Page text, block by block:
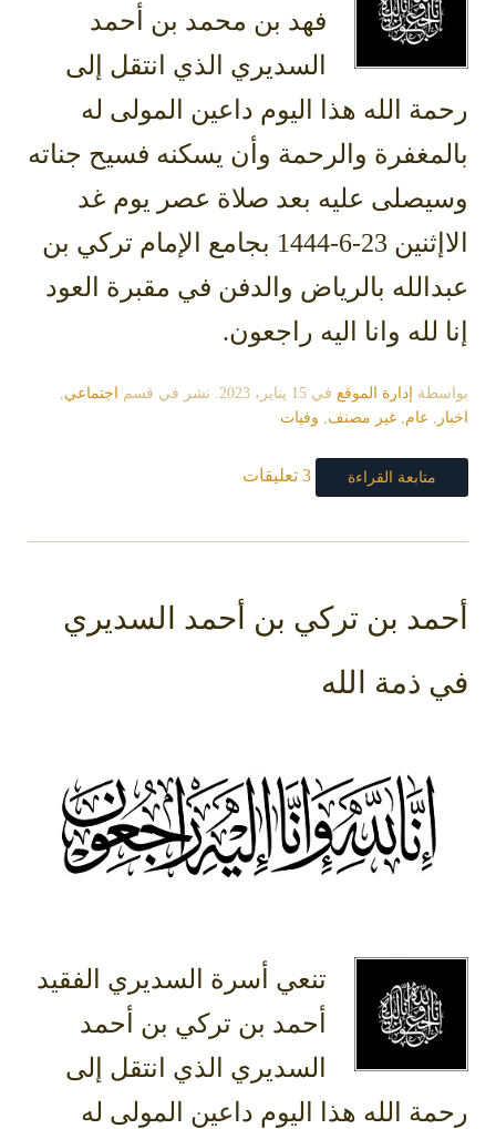
فهد بن محمد بن أحمد
السديري الذي انتقل إلى
رحمة الله هذا اليوم داعين المولى له
بالمغفرة والرحمة وأن يسكنه فسيح جناته
وسيصلى عليه بعد صلاة عصر يوم غد
الاإثنين 23-6-1444 بجامع الإمام تركي بن
عبدالله بالرياض والدفن في مقبرة العود
إنا لله وانا اليه راجعون.
بواسطة إدارة الموقع في 15 يناير، 2023 . نشر في قسم اجتماعي,
اخبار , عام, غير مصنف, وفيات
متابعة القراءة 3 تعليقات
أحمد بن تركي بن أحمد السديري
في ذمة الله
تنعي أسرة السديري الفقيد
أحمد بن تركي بن أحمد
السديري الذي انتقل إلى
رحمة الله هذا اليوم داعين المولى له